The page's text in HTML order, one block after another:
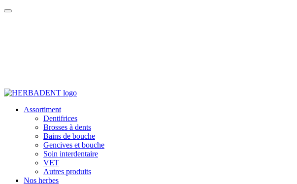
Assortiment
Dentifrices
Brosses à dents
Bains de bouche
Gencives et bouche
Soin interdentaire
VET
Autres produits
Nos herbes